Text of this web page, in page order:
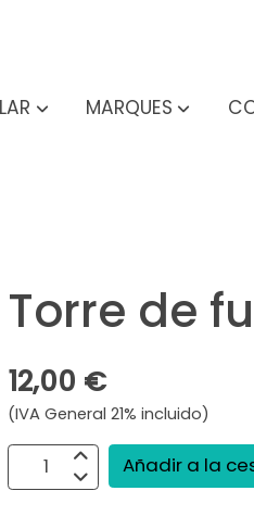
MARQUES
Torre de
12,00 €
(IVA General 21% incluido)
Añadir a la